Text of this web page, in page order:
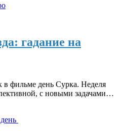
гадание на
в фильме день Сурка. Неделя
с новыми задачами…